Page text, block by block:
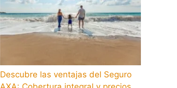
Descubre las ventajas del Seguro